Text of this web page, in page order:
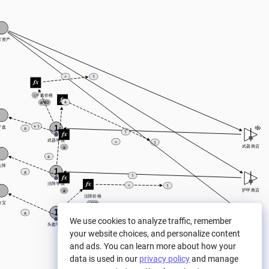
资产
盘
阵
宝
1
武器等级
1
法阵等级
1
头盔等级
a
a
a
a*10
罗盘价格
a*10
法阵价格
+ 1
a
a
a
武器商店
护甲商店
1
1
1
1
1
a
=
a
=
=
We use cookies to analyze traffic, remember
your website choices, and personalize content
and ads. You can learn more about how your
data is used in our privacy policyand manage